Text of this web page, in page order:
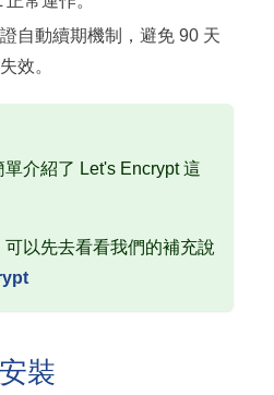
證自動續期機制，避免 90 天
效。
介紹了 Let's Encrypt 這
以先去看看我們的補充說
裝